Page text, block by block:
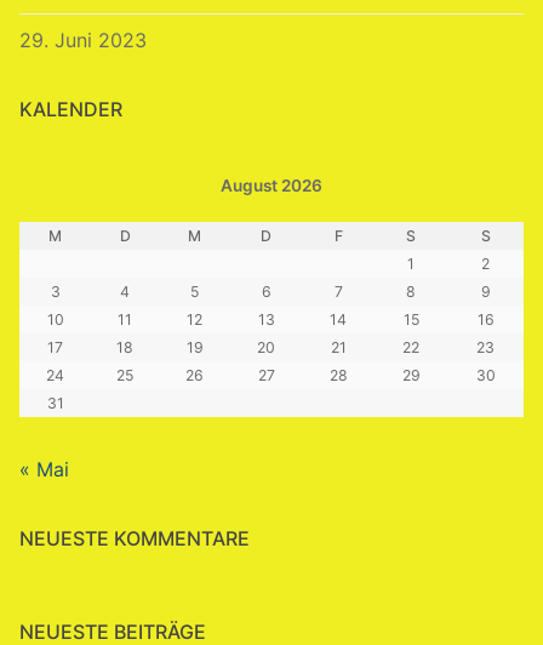
29. Juni 2023
KALENDER
August 2026
M D M D F S
S
1
2
3
4 5 6 7 8
9
10
11 12 13 14 15
16
17
18 19 20 21 22
23
24
25 26 27 28 29
30
31
« Mai
NEUESTE KOMMENTARE
NEUESTE BEITRÄGE